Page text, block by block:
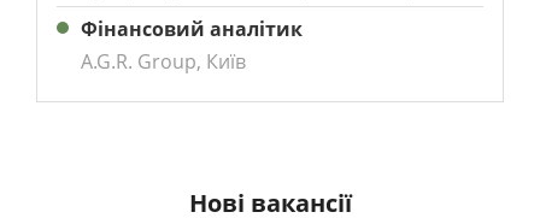
Фінансовий аналітик
A.G.R. Group, Київ
Нові вакансії